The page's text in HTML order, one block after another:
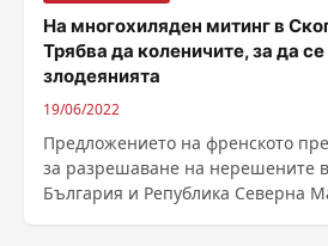
На многохиляден митинг в
Трябва да коленичите, за да се
злодеянията
19/06/2022
Предложението на френското
за разрешаване на нерешените
България и Република Северна